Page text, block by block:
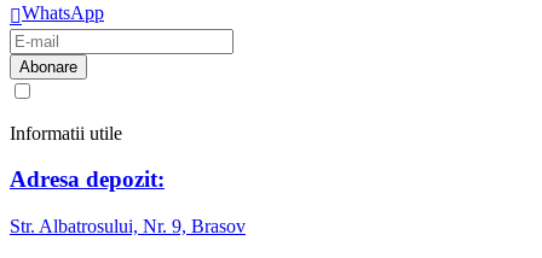
WhatsApp
Informatii utile
Adresa depozit:
Str. Albatrosului, Nr. 9, Brasov